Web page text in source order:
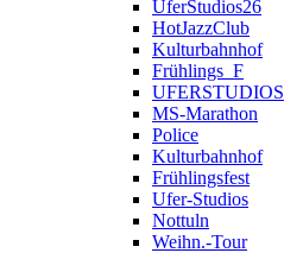
UferStudios26
HotJazzClub
Kulturbahnhof
Frühlings_F
UFERSTUDIOS
MS-Marathon
Police
Kulturbahnhof
Frühlingsfest
Ufer-Studios
Nottuln
Weihn.-Tour